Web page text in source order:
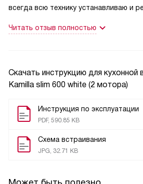
Скачать инструкцию для кухонной
Kamilla slim 600 white (2 мотора)
Инструкция по эксплуатации
PDF, 590.85 KB
Схема встраивания
JPG, 32.71 KB
всегда всю технику устанавливаю и
козырек торчит и все. На счет
Вообщем, вытяжкой довольны все.
Читать отзыв полностью